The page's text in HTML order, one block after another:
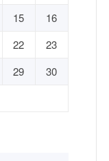
15
16
22
23
29
30